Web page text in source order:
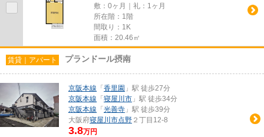
敷：0ヶ月｜礼：1ヶ月
所在階：1階
間取り：1K
面積：20.46㎡
賃貸｜アパート プランドール摂南
京阪本線 「 香里園 」駅 徒歩27分
京阪本線 「 寝屋川市 」駅 徒歩34分
京阪本線 「 光善寺 」駅 徒歩39分
大阪府寝屋川市点野 ２丁目12-8
3.8万円